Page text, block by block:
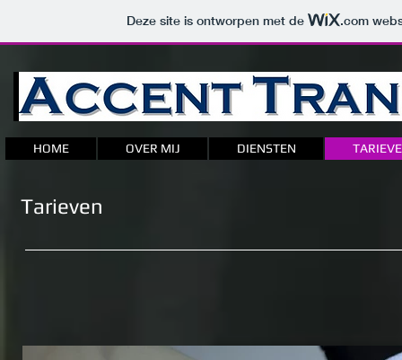
Deze site is ontworpen met de .com
HOME OVER MIJ DIENSTEN
Tarieven